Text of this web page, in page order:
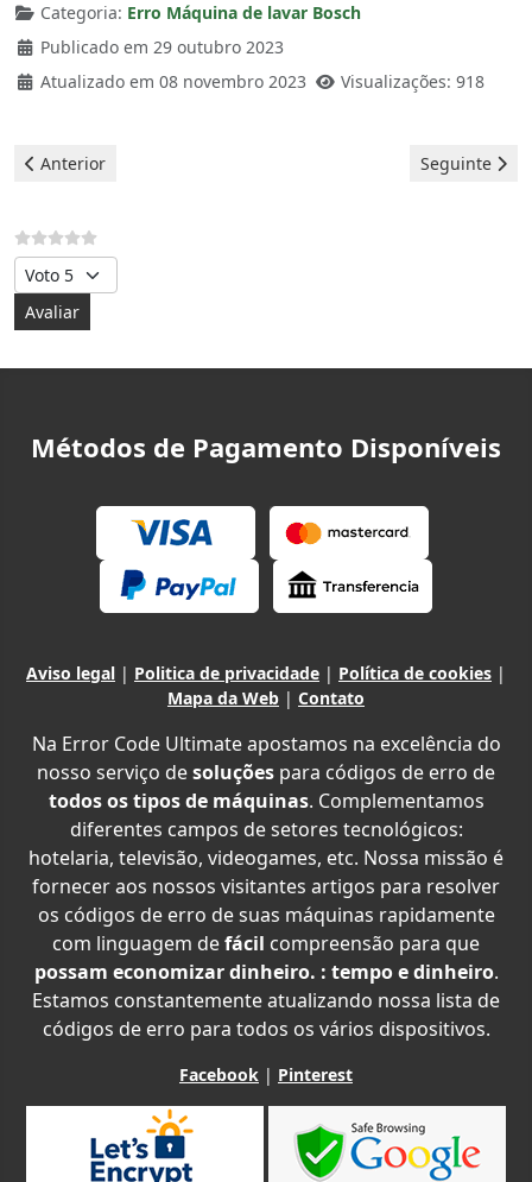
Categoria: Erro Máquina de lavar Bosch
Publicado em 29 outubro 2023
Atualizado em 08 novembro 2023
Visualizações: 918
Artigo anterior: Bosch Máquina de lavar - erro F43
Anterior Artigo
Seguinte
Avalie, por favor
Métodos de Pagamento Disponíveis
Aviso legal | Politica de privacidade | Política de cookies |
Mapa da Web | Contato
Na Error Code Ultimate apostamos na excelência do
nosso serviço desoluções para códigos de erro de
todos os tipos de máquinas. Complementamos
diferentes campos de setores tecnológicos:
hotelaria, televisão, videogames, etc. Nossa missão é
fornecer aos nossos visitantes artigos para resolver
os códigos de erro de suas máquinas rapidamente
com linguagem defácil compreensão para que
possam economizar dinheiro. : tempo e dinheiro.
Estamos constantemente atualizando nossa lista de
códigos de erro para todos os vários dispositivos.
Facebook | Pinterest